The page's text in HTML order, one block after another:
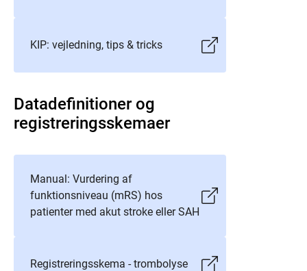
KIP: vejledning, tips & tricks
Datadefinitioner og
registreringsskemaer
Manual: Vurdering af
funktionsniveau (mRS) hos
patienter med akut stroke eller SAH
Registreringsskema - trombolyse